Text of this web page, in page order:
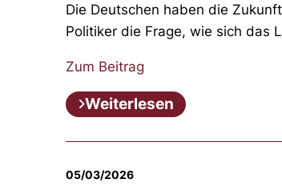
Die Deutschen haben die
Politiker die Frage, wie sich das
Zum Beitrag
Weiterlesen
05/03/2026